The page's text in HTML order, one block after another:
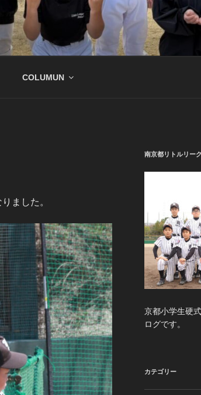
ト
COLUMUN
ました。
南京都リトルリー
京都小学生硬
ログです。
カテゴリー